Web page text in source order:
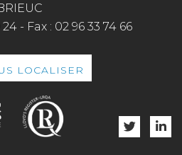
24 - Fax : 02 96 33 74 66
LOCALISER